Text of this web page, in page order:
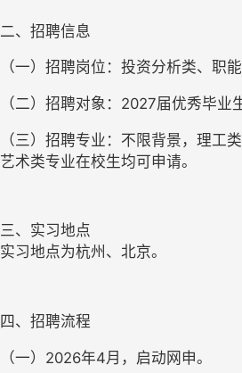
二、招聘信息
（一）招聘岗位：投资分析类、职
（二）招聘对象：2027届优秀毕业
（三）招聘专业：不限背景，理工
艺术类专业在校生均可申请。
三、实习地点
实习地点为杭州、北京。
四、招聘流程
（一）2026年4月，启动网申。